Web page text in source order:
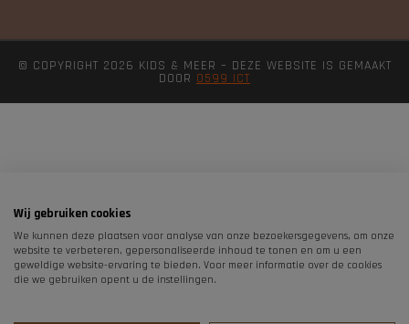
© COPYRIGHT 2026 KIDS & MEER – DEZE WEBSITE IS GEMAAKT
DOOR 0599 ICT
Wij gebruiken cookies
We kunnen deze plaatsen voor analyse van onze bezoekersgegevens, om onze
website te verbeteren, gepersonaliseerde inhoud te tonen en om u een
geweldige website-ervaring te bieden. Voor meer informatie over de cookies
die we gebruiken opent u de instellingen.